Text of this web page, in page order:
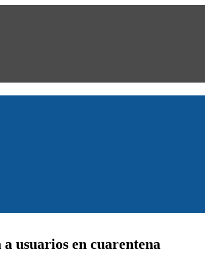
usuarios en cuarentena